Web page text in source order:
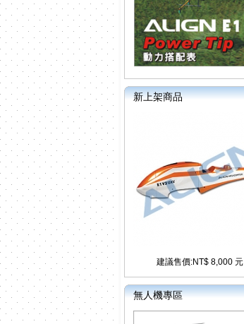
新上架商品
建議售價:NT$ 8,000 元
無人機專區